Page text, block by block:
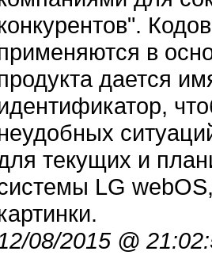
в
дается
текущих и
LG
08/2015 @